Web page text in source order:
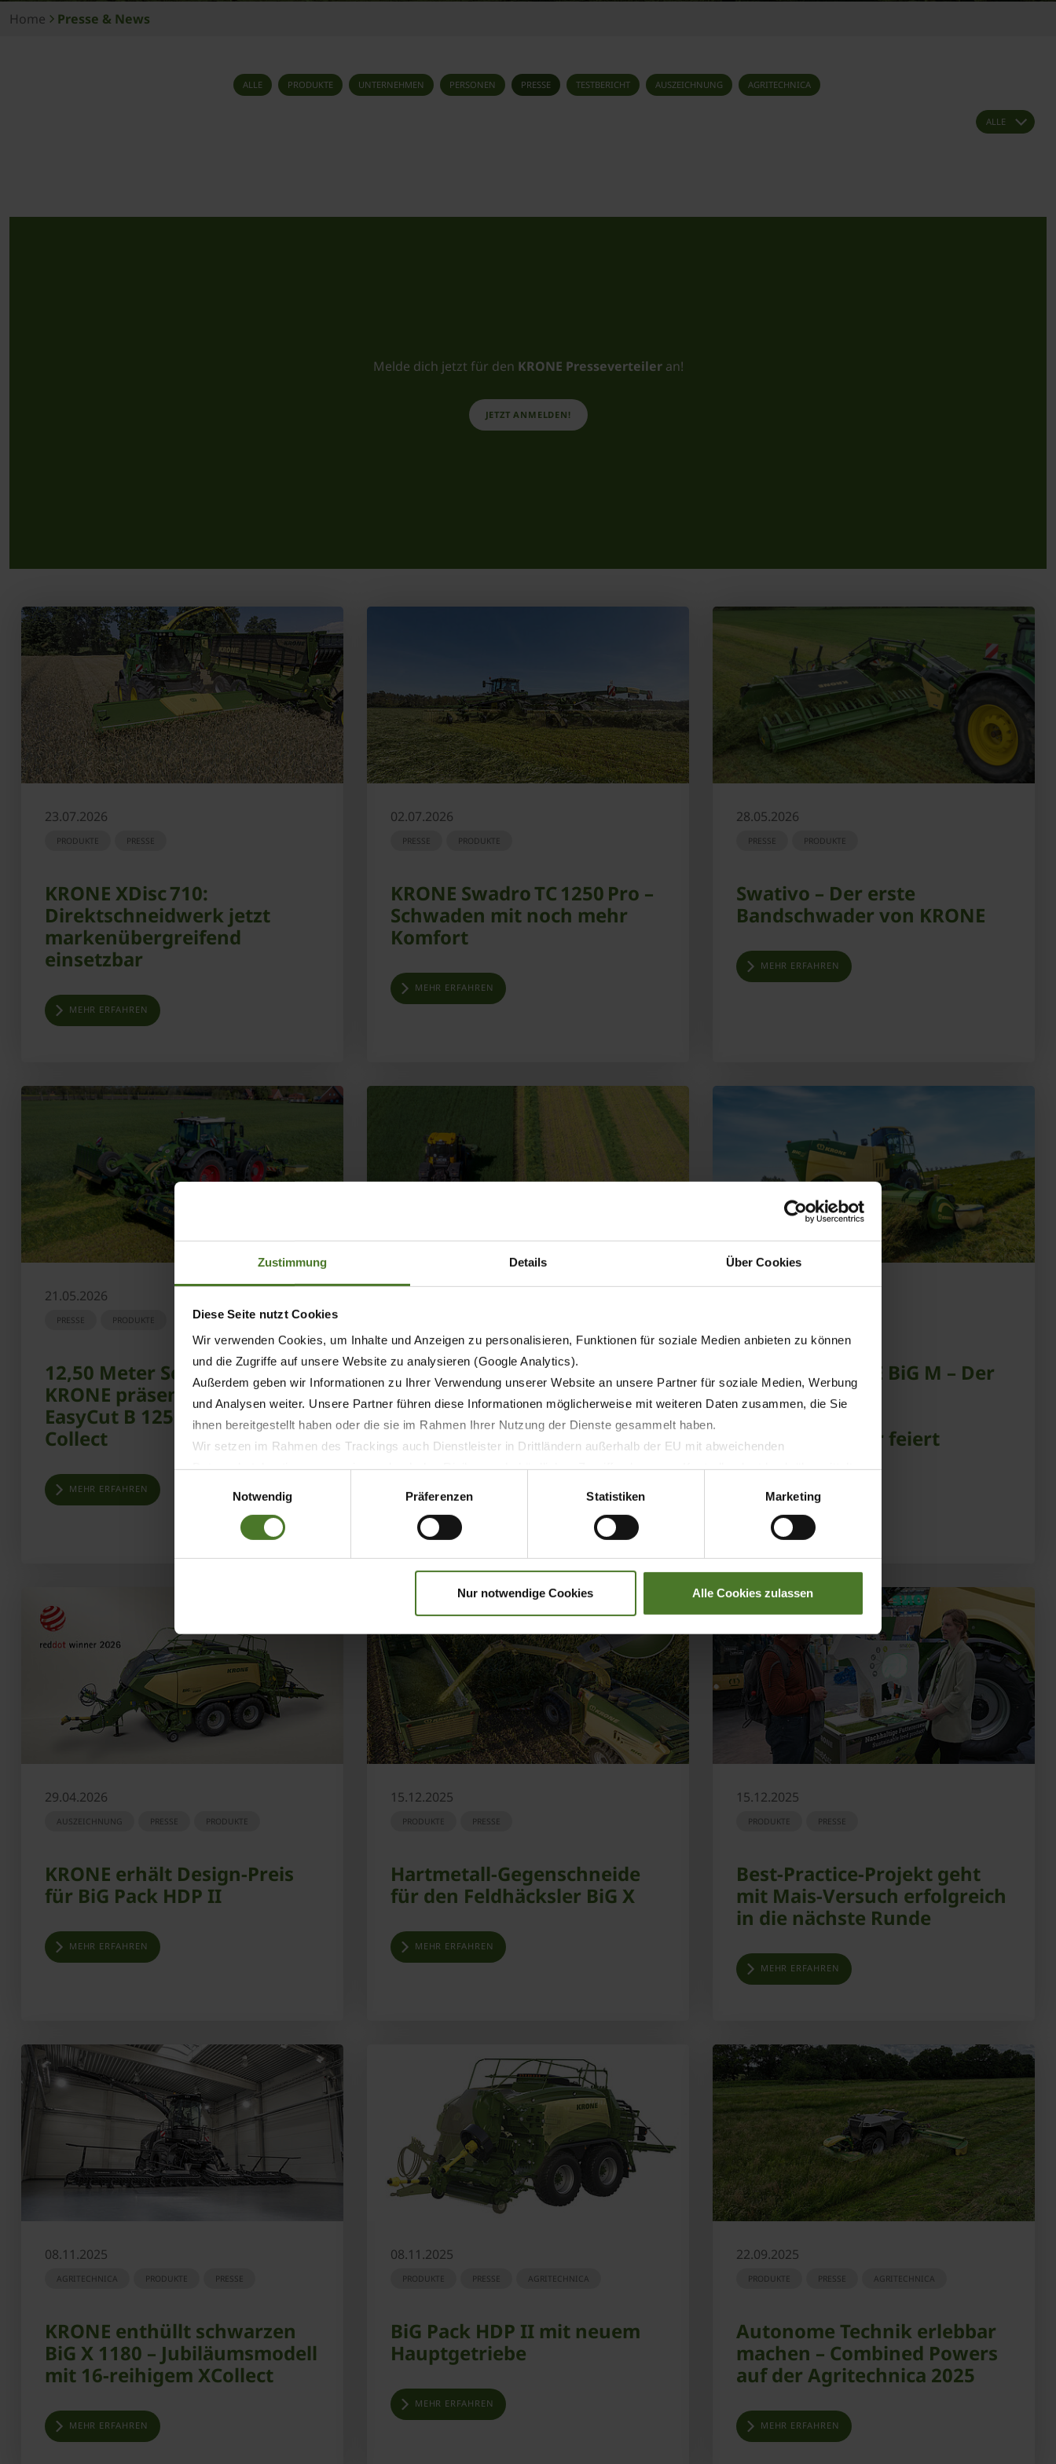
Zustimmung Details Über Cookies
Diese Seite nutzt Cookies
Wir verwenden Cookies, um Inhalte und Anzeigen zu personalisieren, Funktionen für soziale Medien anbieten zu können
und die Zugriffe auf unsere Website zu analysieren (Google Analytics).
Außerdem geben wir Informationen zu Ihrer Verwendung unserer Website an unsere Partner für soziale Medien, Werbung
und Analysen weiter. Unsere Partner führen diese Informationen möglicherweise mit weiteren Daten zusammen, die Sie
ihnen bereitgestellt haben oder die sie im Rahmen Ihrer Nutzung der Dienste gesammelt haben.
Wir setzen im Rahmen des Trackings auch Dienstleister in Drittländern außerhalb der EU mit abweichenden
Datenschutzbestimmungen ein, wodurch das Risiko von behördlichen Zugriffen bzw. von Kontrollverlust bzgl. übermittelter
Daten bestehen kann.
Impressum
Notwendig
Präferenzen Statistiken Marketing
Nur notwendige Cookies Alle Cookies zulassen
Home Presse & News
ALLE PRODUKTE UNTERNEHMEN PERSONEN PRESSE TESTBERICHT AUSZEICHNUNG AGRITECHNICA
Melde dich jetzt für den KRONE Presseverteileran!
JETZT ANMELDEN!
23.07.2026
PRODUKTE PRESSE
KRONE XDisc 710:
Direktschneidwerk jetzt
markenübergreifend
einsetzbar
MEHR ERFAHREN
02.07.2026
PRESSE PRODUKTE
KRONE Swadro TC 1250 Pro –
Schwaden mit noch mehr
Komfort
MEHR ERFAHREN
28.05.2026
PRESSE PRODUKTE
Swativo – Der erste
Bandschwader von KRONE
MEHR ERFAHREN
21.05.2026
PRESSE PRODUKTE
12,50 Meter Schlagkraft:
KRONE präsentiert neues
EasyCut B 1250 CV Fold
Collect
MEHR ERFAHREN
KRONE EasyCut R 360 jetzt
auch mit
Querförderschnecke
MEHR ERFAHREN
30 Jahre KRONE BiG M – Der
weltweit erste
selbstfahrende
Mähaufbereiter feiert
29.04.2026
AUSZEICHNUNG PRESSE PRODUKTE
KRONE erhält Design-Preis
für BiG Pack HDP II
MEHR ERFAHREN
15.12.2025
PRODUKTE PRESSE
Hartmetall-Gegenschneide
für den Feldhäcksler BiG X
MEHR ERFAHREN
15.12.2025
PRODUKTE PRESSE
Best-Practice-Projekt geht
mit Mais-Versuch erfolgreich
in die nächste Runde
MEHR ERFAHREN
08.11.2025
AGRITECHNICA PRODUKTE PRESSE
KRONE enthüllt schwarzen
BiG X 1180 – Jubiläumsmodell
mit 16-reihigem XCollect
MEHR ERFAHREN
08.11.2025
PRODUKTE PRESSE AGRITECHNICA
BiG Pack HDP II mit neuem
Hauptgetriebe
MEHR ERFAHREN
22.09.2025
PRODUKTE PRESSE AGRITECHNICA
Autonome Technik erlebbar
machen – Combined Powers
auf der Agritechnica 2025
MEHR ERFAHREN